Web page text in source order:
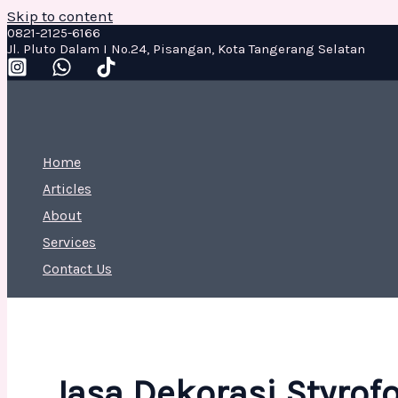
Skip to content
0821-2125-6166
Jl. Pluto Dalam I No.24, Pisangan, Kota Tangerang Selatan
Home
Articles
About
Services
Contact Us